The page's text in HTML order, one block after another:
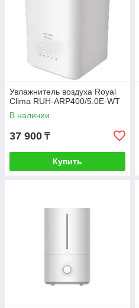
Увлажнитель воздуха Royal
Clima RUH-ARP400/5.0E-WT
В наличии
37 900 ₸
Купить